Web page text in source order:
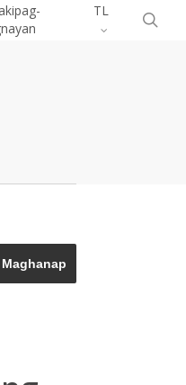
TL
Maghanap
Menu